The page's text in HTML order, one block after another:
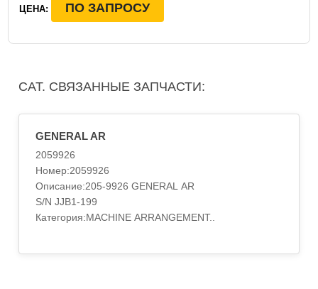
ЦЕНА: ПО ЗАПРОСУ
CAT. СВЯЗАННЫЕ ЗАПЧАСТИ:
GENERAL AR
2059926
Номер:2059926
Описание:205-9926 GENERAL AR
S/N JJB1-199
Категория:MACHINE ARRANGEMENT..